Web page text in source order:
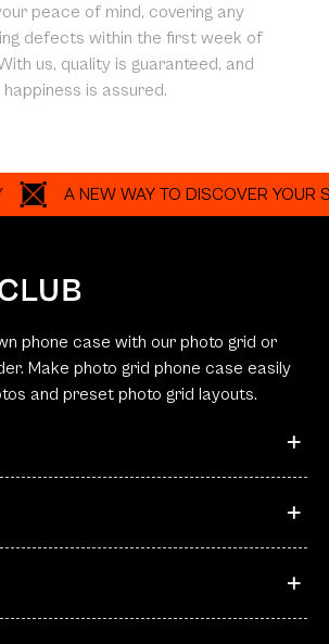
peace of mind, covering any
defects within the first week of
us, quality is guaranteed, and
happiness is assured.
NEW WAY TO DISCOVER YOUR STORY
phone case with our photo grid or
Make photo grid phone case easily
and preset photo grid layouts.